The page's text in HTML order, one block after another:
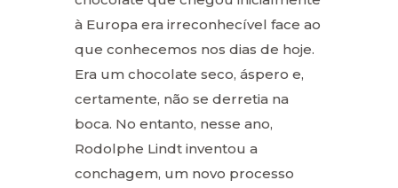
à Europa era irreconhecível face ao
que conhecemos nos dias de hoje.
Era um chocolate seco, áspero e,
certamente, não se derretia na
boca. No entanto, nesse ano,
Rodolphe Lindt inventou a
conchagem, um novo processo